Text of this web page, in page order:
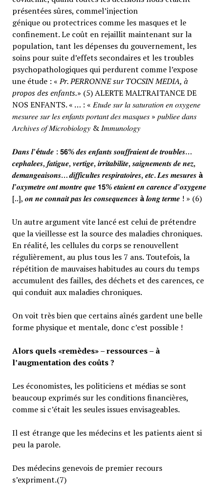
présentées sûres, commel’injection
génique ou protectrices comme les masques et le
confinement. Le coût en rejaillit maintenant sur la
population, tant les dépenses du gouvernement, les
soins pour suite d’effets secondaires et les troubles
psychopathologiques qui perdurent comme l’expose
une étude : «Pr. PERRONNE sur TOCSIN MEDIA, à
propos des enfants.» (5) ALERTE MALTRAITANCE DE
NOS ENFANTS. « … : « 𝐸𝑡𝑢𝑑𝑒 𝑠𝑢𝑟 𝑙𝑎 𝑠𝑎𝑡𝑢𝑟𝑎𝑡𝑖𝑜𝑛 𝑒𝑛 𝑜𝑥𝑦𝑔𝑒𝑛𝑒
𝑚𝑒𝑠𝑢𝑟𝑒𝑒 𝑠𝑢𝑟 𝑙𝑒𝑠 𝑒𝑛𝑓𝑎𝑛𝑡𝑠 𝑝𝑜𝑟𝑡𝑎𝑛𝑡 𝑑𝑒𝑠 𝑚𝑎𝑠𝑞𝑢𝑒𝑠 » 𝑝𝑢𝑏𝑙𝑖𝑒𝑒 𝑑𝑎𝑛𝑠
𝐴𝑟𝑐ℎ𝑖𝑣𝑒𝑠 𝑜𝑓 𝑀𝑖𝑐𝑟𝑜𝑏𝑖𝑜𝑙𝑜𝑔𝑦 & 𝐼𝑚𝑚𝑢𝑛𝑜𝑙𝑜𝑔𝑦
𝑫𝒂𝒏𝒔 𝒍’é𝒕𝒖𝒅𝒆 : 𝟱𝟲% 𝒅𝒆𝒔 𝒆𝒏𝒇𝒂𝒏𝒕𝒔 𝒔𝒐𝒖𝒇𝒇𝒓𝒂𝒊𝒆𝒏𝒕 𝒅𝒆 𝒕𝒓𝒐𝒖𝒃𝒍𝒆𝒔…
𝒄𝒆𝒑𝒉𝒂𝒍𝒆𝒆𝒔, 𝒇𝒂𝒕𝒊𝒈𝒖𝒆, 𝒗𝒆𝒓𝒕𝒊𝒈𝒆, 𝒊𝒓𝒓𝒊𝒕𝒂𝒃𝒊𝒍𝒊𝒕𝒆, 𝒔𝒂𝒊𝒈𝒏𝒆𝒎𝒆𝒏𝒕𝒔 𝒅𝒆 𝒏𝒆𝒛,
𝒅𝒆𝒎𝒂𝒏𝒈𝒆𝒂𝒊𝒔𝒐𝒏𝒔… 𝒅𝒊𝒇𝒇𝒊𝒄𝒖𝒍𝒕𝒆𝒔 𝒓𝒆𝒔𝒑𝒊𝒓𝒂𝒕𝒐𝒊𝒓𝒆𝒔, 𝒆𝒕𝒄. 𝑳𝒆𝒔 𝒎𝒆𝒔𝒖𝒓𝒆𝒔 à
𝒍’𝒐𝒙𝒚𝒎𝒆𝒕𝒓𝒆 𝒐𝒏𝒕 𝒎𝒐𝒏𝒕𝒓𝒆 𝒒𝒖𝒆 𝟭𝟱% 𝒆𝒕𝒂𝒊𝒆𝒏𝒕 𝒆𝒏 𝒄𝒂𝒓𝒆𝒏𝒄𝒆 𝒅’𝒐𝒙𝒚𝒈𝒆𝒏𝒆
[..], 𝒐𝒏 𝒏𝒆 𝒄𝒐𝒏𝒏𝒂𝒊𝒕 𝒑𝒂𝒔 𝒍𝒆𝒔 𝒄𝒐𝒏𝒔𝒆𝒒𝒖𝒆𝒏𝒄𝒆𝒔 à𝒍𝒐𝒏𝒈 𝒕𝒆𝒓𝒎𝒆 ! » (6)
Un autre argument vite lancé est celui de prétendre
que la vieillesse est la source des maladies chroniques.
En réalité, les cellules du corps se renouvellent
régulièrement, au plus tous les 7 ans. Toutefois, la
répétition de mauvaises habitudes au cours du temps
accumulent des failles, des déchets et des carences, ce
qui conduit aux maladies chroniques.
On voit très bien que certains aînés gardent une belle
forme physique et mentale, donc c’est possible !
Alors quels «remèdes» – ressources – à
l’augmentation des coûts ?
Les économistes, les politiciens et médias se sont
beaucoup exprimés sur les conditions financières,
comme si c’était les seules issues envisageables.
Il est étrange que les médecins et les patients aient si
peu la parole.
Des médecins genevois de premier recours
s’expriment.(7)